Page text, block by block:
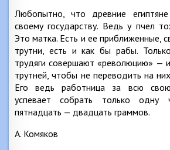
Любопытно, что древние
своему государству. Ведь у пчел
Это матка. Есть и ее приближенные,
трутни, есть и как бы рабы.
трудяги совершают «революцию» —
трутней, чтобы не переводить на
Его ведь работница за всю
успевает собрать только одну
пятнадцать — двадцать граммов.
А. Комяков